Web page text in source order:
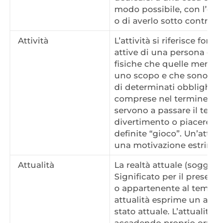
modo possibile, con
o di averlo sotto
Attività
L’attività si riferisce
attive di una persona e
fisiche che quelle
uno scopo e che sono
di determinati obblighi
comprese nel termine
servono a passare il
divertimento o piacere
definite “gioco”.
una motivazione
Attualità
La realtà attuale
Significato per il
o appartenente al
attualità esprime un
stato attuale.